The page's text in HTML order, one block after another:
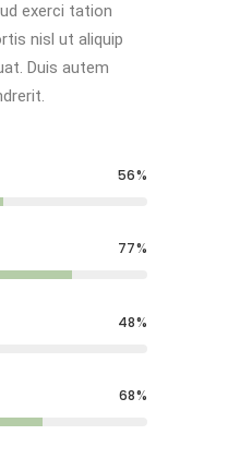
exerci tation
nisl ut aliquip
Duis autem
56
77
48
68